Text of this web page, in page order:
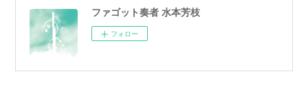
ファゴット奏者 水本芳枝
フォロー